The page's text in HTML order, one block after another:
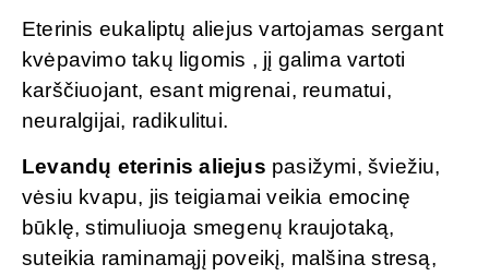
Eterinis eukaliptų aliejus vartojamas sergant
kvėpavimo takų ligomis , jį galima vartoti
karščiuojant, esant migrenai, reumatui,
neuralgijai, radikulitui.
Levandų eterinis aliejus pasižymi, šviežiu,
vėsiu kvapu, jis teigiamai veikia emocinę
būklę, stimuliuoja smegenų kraujotaką,
suteikia raminamąjį poveikį, malšina stresą,